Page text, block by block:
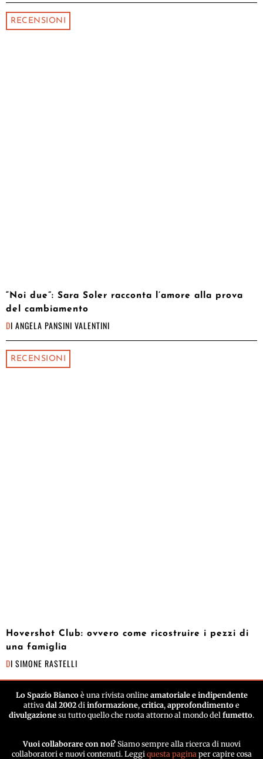
RECENSIONI
“Noi due”: Sara Soler racconta l’amore alla prova
del cambiamento
DI ANGELA PANSINI VALENTINI
RECENSIONI
Hovershot Club: ovvero come ricostruire i pezzi di
una famiglia
DI SIMONE RASTELLI
Lo Spazio Biancoè una rivista online amatoriale e indipendente
attiva dal 2002 di informazione, critica, approfondimento e
divulgazione su tutto quello che ruota attorno al mondo del fumetto.
Vuoi collaborare con noi? Siamo sempre alla ricerca di nuovi
collaboratori e nuovi contenuti. Leggi questa paginaper capire cosa